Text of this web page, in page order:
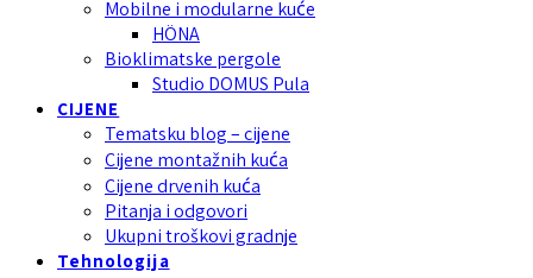
Mobilne i modularne kuće
HÖNA
Bioklimatske pergole
Studio DOMUS Pula
CIJENE
Tematsku blog – cijene
Cijene montažnih kuća
Cijene drvenih kuća
Pitanja i odgovori
Ukupni troškovi gradnje
Tehnologija